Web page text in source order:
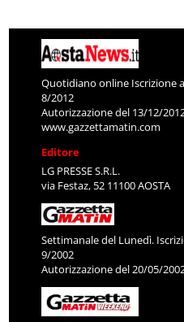
Quotidiano online Iscrizione
8/2012
Autorizzazione del 13/12/
www.gazzettamatin.com
Editore
LG PRESSE S.R.L.
via Festaz, 52 11100 AOSTA
Settimanale del Lunedì.
9/2002
Autorizzazione del 20/05/